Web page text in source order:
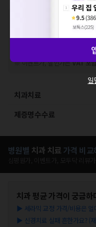
비급여 항목의 경우,추가비
한 가격은 해당 의료기관에 직
※급여 항목의 경우,건강보험
격입니다. (진료와 연관된 복합
산정될 수 있는 점 참고 바랍니
※ 이벤트가, 할인가는VAT 포
치과치료
제증명수수료
병원별 치과 치료 가격 비교
치과 평균 가격이 궁금하
▶ 세라믹 교정 가격/비용은
▶ 신경치료 실패 흔한가요? (
일